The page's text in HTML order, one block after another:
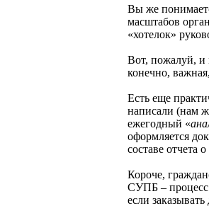
Вы же
масштабов
«хотелок»
Вот, пожалуй, и
конечно,
Есть еще
написали (нам
ежегодный «
оформляется
составе отчета
Короче,
СУПБ –
если